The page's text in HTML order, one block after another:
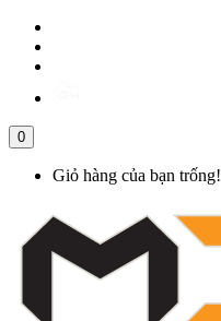
0
Giỏ hàng của bạn trống!